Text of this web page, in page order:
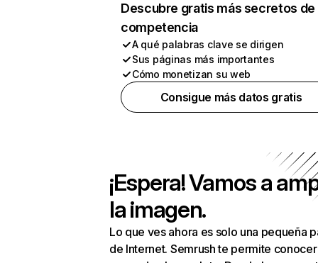
Descubre gratis más secretos de
competencia
A qué palabras clave se dirigen
Sus páginas más importantes
Cómo monetizan su web
Consigue más datos gratis
¡Espera! Vamos a
la imagen.
Lo que ves ahora es solo una pequeña
de Internet. Semrush te permite